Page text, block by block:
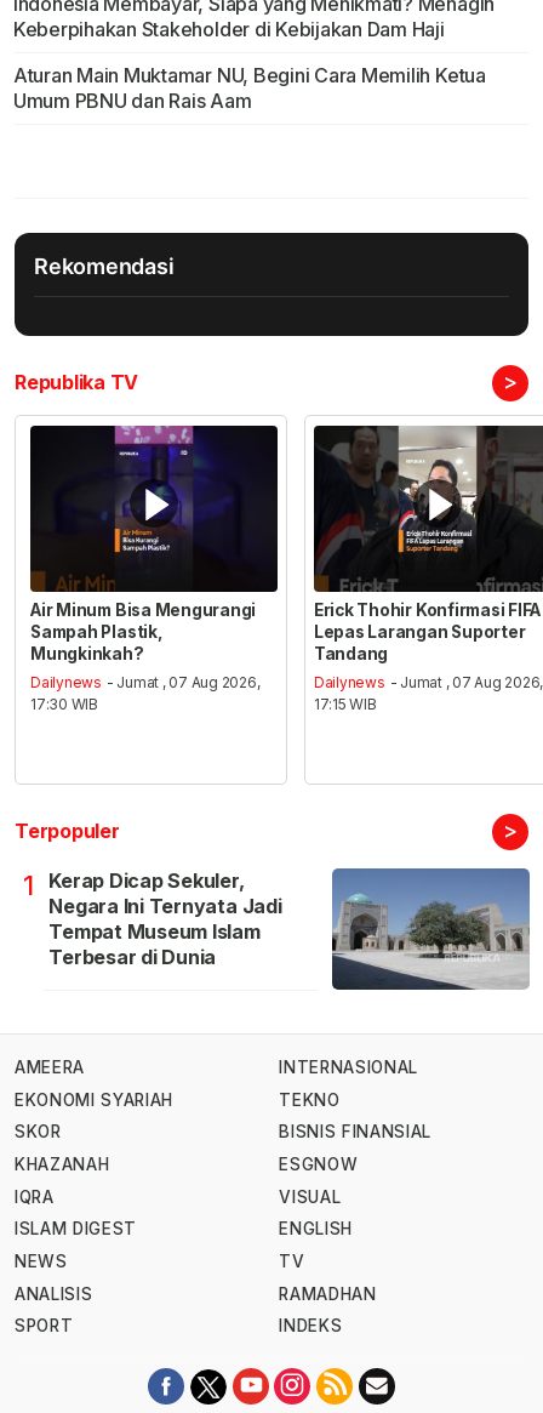
Keberpihakan Stakeholder di Kebijakan Dam Haji
Aturan Main Muktamar NU, Begini Cara Memilih Ketua
Umum PBNU dan Rais Aam
Rekomendasi
Republika TV >
Air Minum Bisa Mengurangi
Sampah Plastik,
Mungkinkah?
Dailynews - Jumat , 07 Aug 2026,
17:30 WIB
Erick Thohir Konfirmasi FIFA
Lepas Larangan Suporter
Tandang
Dailynews - Jumat , 07 Aug 2026,
17:15 WIB
Terpopuler >
1
Kerap Dicap Sekuler,
Negara Ini Ternyata Jadi
Tempat Museum Islam
Terbesar di Dunia
AMEERA
EKONOMI SYARIAH
SKOR
KHAZANAH
IQRA
ISLAM DIGEST
NEWS
ANALISIS
SPORT
INTERNASIONAL
TEKNO
BISNIS FINANSIAL
ESGNOW
VISUAL
ENGLISH
TV
RAMADHAN
INDEKS